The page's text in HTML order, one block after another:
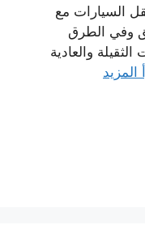
السيارات مع
وفي الطرق
والعادية
المزيد